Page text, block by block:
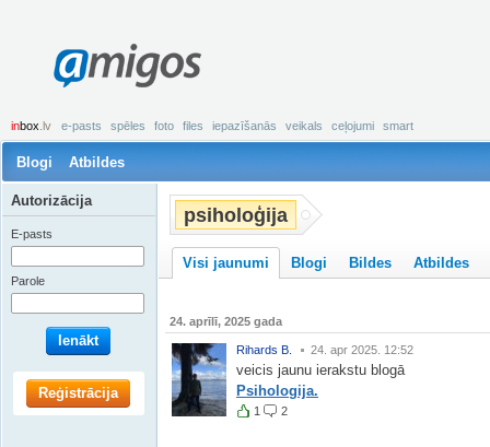
amigos
inbox .lv e-pasts spēles foto files iepazīšanās veikals ceļojumi smart
Blogi Atbildes
psiholoģija
Visi jaunumi Blogi Bildes Atbildes
24. aprīlī, 2025 gada
Rihards B. 24. apr 2025. 12:52
veicis jaunu ierakstu blogā
Psihologija.
1 2
Autorizācija
E-pasts
Parole
Ienākt
Reģistrācija